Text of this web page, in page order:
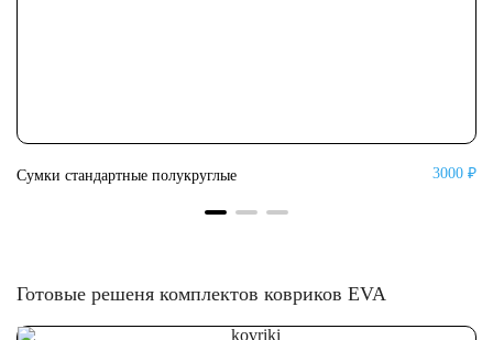
Сумки стандартные полукруглые 3000 ₽
Готовые решеня комплектов ковриков EVA